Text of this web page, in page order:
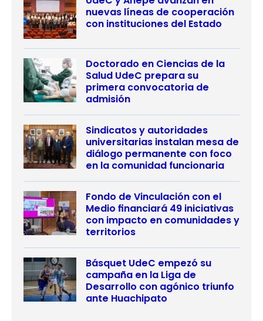
nuevas líneas de cooperación
con instituciones del Estado
Doctorado en Ciencias de la
Salud UdeC prepara su
primera convocatoria de
admisión
Sindicatos y autoridades
universitarias instalan mesa de
diálogo permanente con foco
en la comunidad funcionaria
Fondo de Vinculación con el
Medio financiará 49 iniciativas
con impacto en comunidades y
territorios
Básquet UdeC empezó su
campaña en la Liga de
Desarrollo con agónico triunfo
ante Huachipato